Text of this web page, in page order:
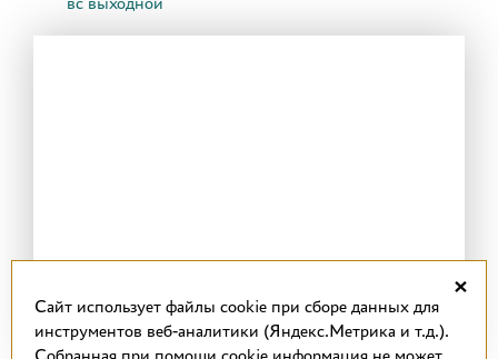
×
Cайт использует файлы cookie при сборе данных для
инструментов веб-аналитики (Яндекс.Метрика и т.д.).
Собранная при помощи cookie информация не может